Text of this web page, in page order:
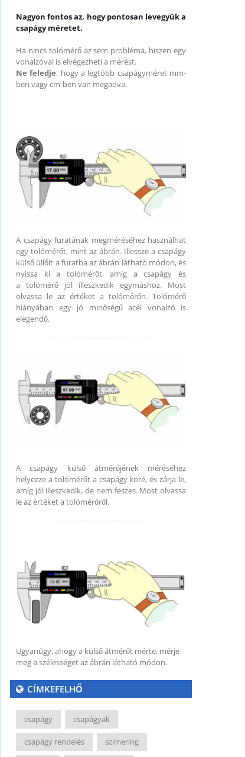
Nagyon fontos az, hogy pontosan levegyük a
csapágy méretet.
Ha nincs tolómérő az sem probléma, hiszen egy
vonalzóval is elvégezheti a mérést.
Ne feledje, hogy a legtöbb csapágyméret mm-
ben vagy cm-ben van megadva.
A csapágy furatának megméréséhez használhat
egy tolómérőt, mint az ábrán. Illessze a csapágy
külső üllőit a furatba az ábrán látható módon, és
nyissa ki a tolómérőt, amíg a csapágy és
a tolómérő jól illeszkedik egymáshoz. Most
olvassa le az értéket a tolómérőn. Tolómérő
hiányában egy jó minőségű acél vonalzó is
elegendő.
A csapágy külső átmérőjének méréséhez
helyezze a tolómérőt a csapágy köré, és zárja le,
amíg jól illeszkedik, de nem feszes. Most olvassa
le az értéket a tolómérőről.
Ugyanúgy, ahogy a külső átmérőt mérte, mérje
meg a szélességet az ábrán látható módon.
CÍMKEFELHŐ
csapágy csapágyak
csapágy rendelés szimering